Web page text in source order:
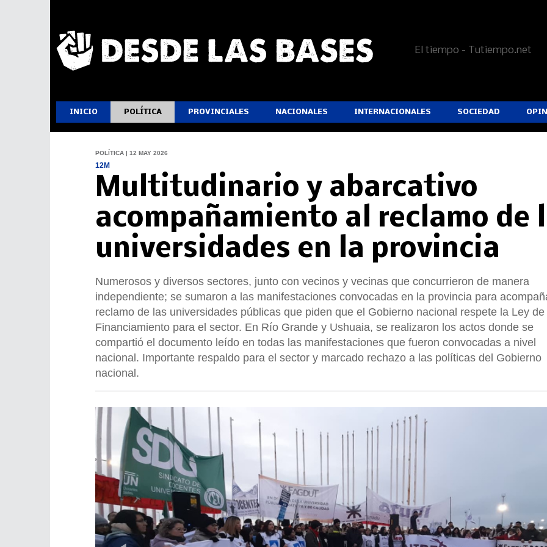
El tiempo - Tutiempo.net
INICIO POLÍTICA PROVINCIALES NACIONALES INTERNACIONALES SOCIEDAD
POLÍTICA | 12 MAY 2026
12M
Multitudinario y abarcativo
acompañamiento al reclamo de
universidades en la provincia
Numerosos y diversos sectores, junto con vecinos y vecinas que concurrieron de manera
independiente; se sumaron a las manifestaciones convocadas en la provincia para
reclamo de las universidades públicas que piden que el Gobierno nacional respete la Ley de
Financiamiento para el sector. En Río Grande y Ushuaia, se realizaron los actos donde se
compartió el documento leído en todas las manifestaciones que fueron convocadas a nivel
nacional. Importante respaldo para el sector y marcado rechazo a las políticas del Gobierno
nacional.